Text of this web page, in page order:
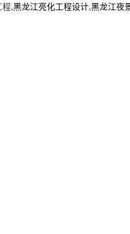
程,黑龙江亮化工程设计,黑龙江夜